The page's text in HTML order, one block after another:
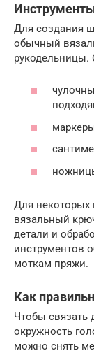
Для создания
обычный
рукодельницы.
Для некоторых
вязальный
детали и
инструментов
моткам пряжи.
Как
Чтобы связать
окружность
можно снять